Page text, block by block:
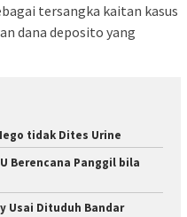
tersangka kaitan kasus
dana deposito yang
tidak Dites Urine
Berencana Panggil bila
Usai Dituduh Bandar